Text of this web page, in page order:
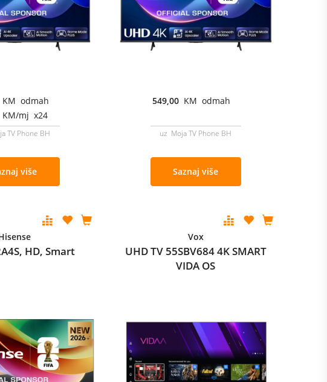
KM odmah
KM/mj x24
TV Phone BH
više
549,00 KM odmah
uz Moja TV Phone BH
Saznaj više
HD, Smart
Vox
UHD TV 55SBV684 4K SMART
VIDA OS